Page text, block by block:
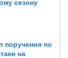
сезону
поручения по
на